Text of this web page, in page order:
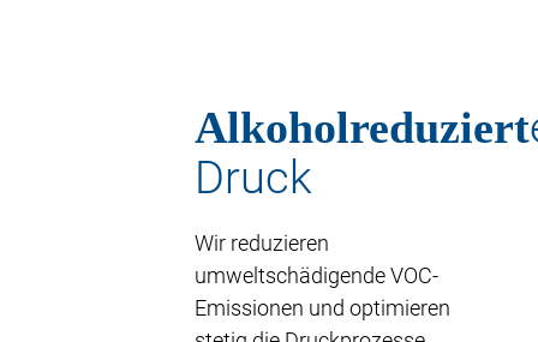
Alkoholreduziert
Druck
Wir reduzieren
umweltschädigende VOC-
Emissionen und optimieren